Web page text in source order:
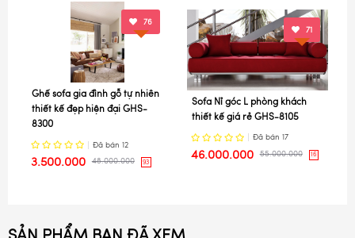
76
Ghế sofa gia đình gỗ tự nhiên
thiết kế đẹp hiện đại GHS-
8300
Đã bán 12
3.500.000 48.000.000 93
71
Sofa Nỉ góc L phòng khách
thiết kế giá rẻ GHS-8105
Đã bán 17
46.000.000 55.000.000 16